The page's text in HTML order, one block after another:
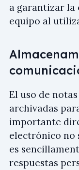
a garantizar la
equipo al
El uso de
archivadas
importante
electrónico no
es
respuestas